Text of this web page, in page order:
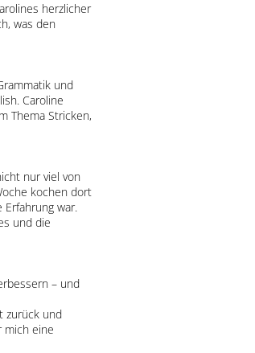
herzlicher
was den
und
Caroline
Thema Stricken,
nur viel von
kochen dort
war.
und die
– und
zurück und
mich eine